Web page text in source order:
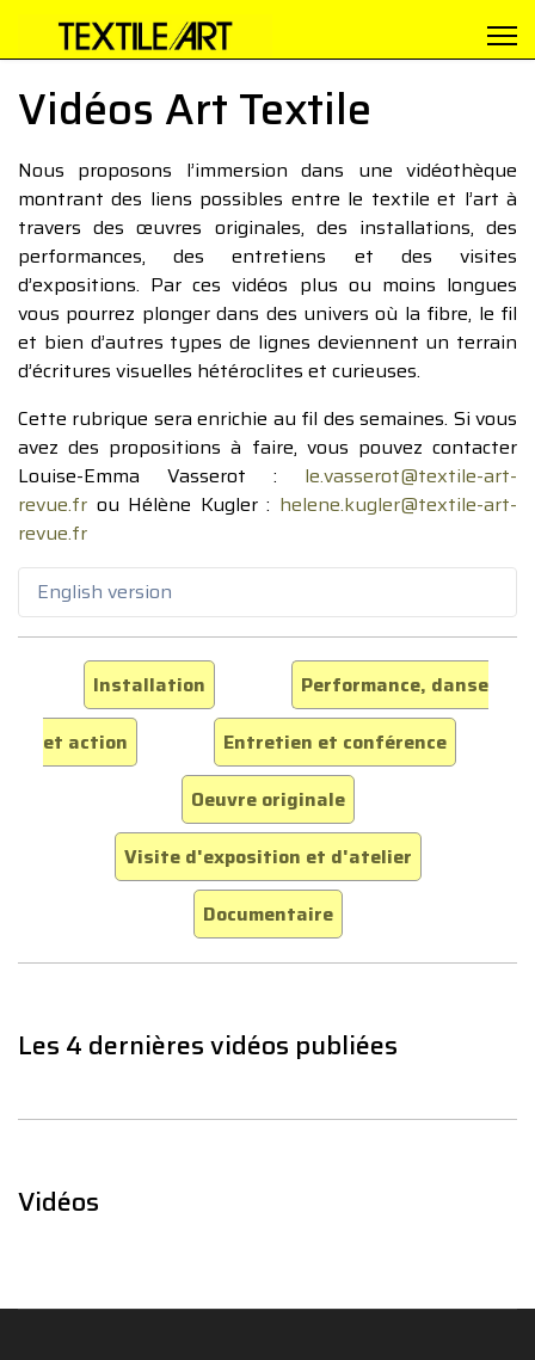
Vidéos Art Textile
Nous proposons l’immersion dans une vidéothèque
montrant des liens possibles entre le textile et l’art à
travers des œuvres originales, des installations, des
performances, des entretiens et des visites
d’expositions. Par ces vidéos plus ou moins longues
vous pourrez plonger dans des univers où la fibre, le fil
et bien d’autres types de lignes deviennent un terrain
d’écritures visuelles hétéroclites et curieuses.
Cette rubrique sera enrichie au fil des semaines. Si vous
avez des propositions à faire, vous pouvez contacter
Louise-Emma Vasserot : le.vasserot@textile-art-
revue.fr ou Hélène Kugler : helene.kugler@textile-art-
revue.fr
English version
Installation
Performance, danse
et action
Entretien et conférence
Oeuvre originale
Visite d'exposition et d'atelier
Documentaire
Les 4 dernières vidéos publiées
Vidéos